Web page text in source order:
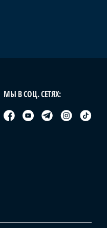
МЫ В СОЦ. СЕТЯХ: